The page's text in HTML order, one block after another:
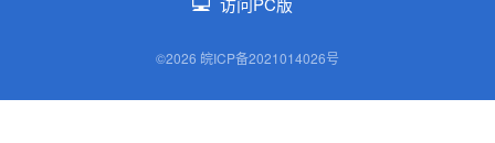
©2026 皖ICP备2021014026号